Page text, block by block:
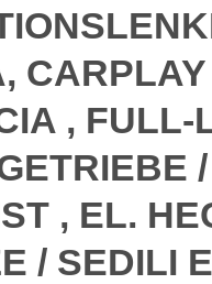
, FULL-
, EL.
/ SEDILI